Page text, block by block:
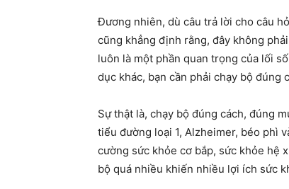
Đương nhiên, dù câu trả lời cho câu
cũng khẳng định rằng, đây không
luôn là một phần quan trọng của lối
dục khác, bạn cần phải chạy bộ đúng
Sự thật là, chạy bộ đúng cách, đúng
tiểu đường loại 1, Alzheimer, béo phì
cường sức khỏe cơ bắp, sức khỏe hệ
bộ quá nhiều khiến nhiều lợi ích sức